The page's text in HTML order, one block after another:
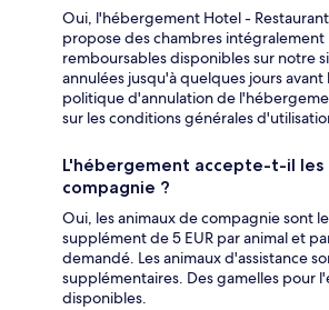
Oui, l'hébergement Hotel -
propose des chambres intégralement
remboursables disponibles sur notre
annulées jusqu'à quelques jours avant
politique d'annulation de
sur les conditions générales
L'hébergement accepte-t-il les
compagnie ?
Oui, les animaux de compagnie sont
supplément de 5 EUR par animal et
demandé. Les animaux d'assistance
supplémentaires. Des gamelles pour
disponibles.